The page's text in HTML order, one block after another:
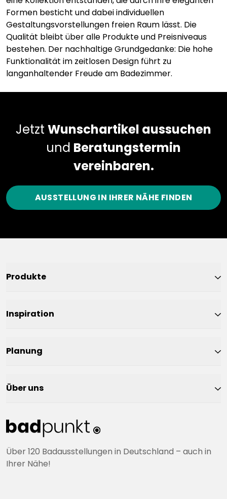
Formen besticht und dabei individuellen
Gestaltungsvorstellungen freien Raum lässt. Die
Qualität bleibt über alle Produkte und Preisniveaus
bestehen. Der nachhaltige Grundgedanke: Die hohe
Funktionalität im zeitlosen Design führt zu
langanhaltender Freude am Badezimmer.
Jetzt Wunschartikel aussuchen
und Beratungstermin
vereinbaren.
AUSSTELLUNG IN IHRER NÄHE FINDEN
Über 120 Badausstellungen in Deutschland – auch in
Ihrer Nähe!
Produkte
Inspiration
Planung
Über uns